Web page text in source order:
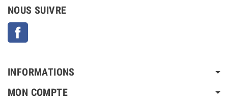
NOUS SUIVRE
INFORMATIONS
MON COMPTE